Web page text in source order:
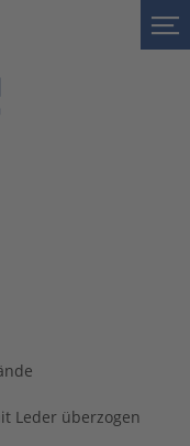
Leder überzogen